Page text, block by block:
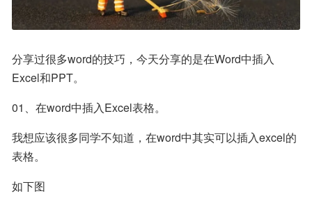
分享过很多word的技巧，今天分享的是在Word中插入
Excel和PPT。
01、在word中插入Excel表格。
我想应该很多同学不知道，在word中其实可以插入excel的
表格。
如下图